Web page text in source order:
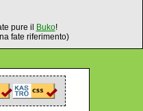
pure il Buko!
fate riferimento)